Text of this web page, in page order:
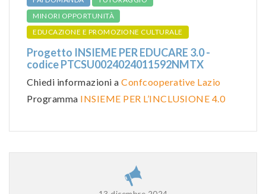
MINORI OPPORTUNITÀ
EDUCAZIONE E PROMOZIONE CULTURALE
Progetto INSIEME PER EDUCARE 3.0 -
codice PTCSU0024024011592NMTX
Chiedi informazioni a Confcooperative Lazio
Programma INSIEME PER L’INCLUSIONE 4.0